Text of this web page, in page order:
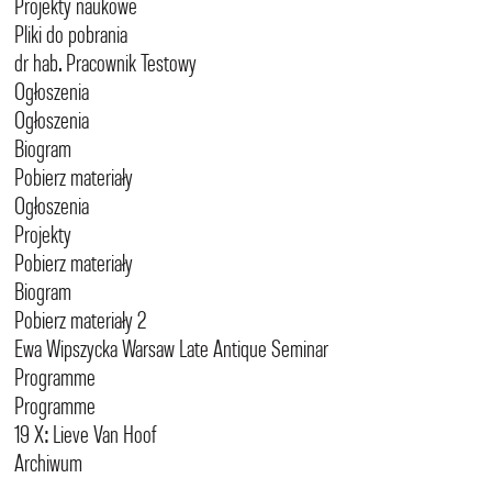
Projekty naukowe
Pliki do pobrania
dr hab. Pracownik Testowy
Ogłoszenia
Ogłoszenia
Biogram
Pobierz materiały
Ogłoszenia
Projekty
Pobierz materiały
Biogram
Pobierz materiały 2
Ewa Wipszycka Warsaw Late Antique Seminar
Programme
Programme
19 X: Lieve Van Hoof
Archiwum